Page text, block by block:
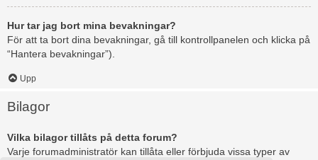
Hur tar jag bort mina bevakningar?
För att ta bort dina bevakningar, gå till kontrollpanelen och klicka på
“Hantera bevakningar”).
Upp
Bilagor
Vilka bilagor tillåts på detta forum?
Varje forumadministratör kan tillåta eller förbjuda vissa typer av